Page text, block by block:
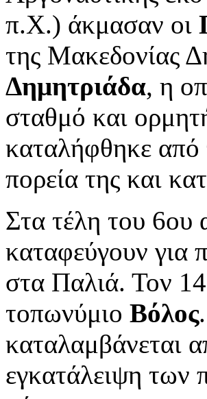
π.Χ.) άκμασαν οι
της Μακεδονίας
Δημητριάδα, η
σταθμό και
καταλήφθηκε από
πορεία της και
Στα τέλη του 6ου
καταφεύγουν
στα Παλιά. Τον
τοπωνύμιο Βόλος
καταλαμβάνεται
εγκατάλειψη των